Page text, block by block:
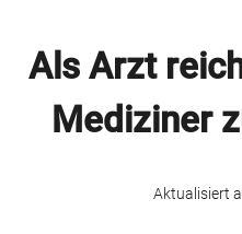
Als Arzt
Mediziner
Aktualisiert